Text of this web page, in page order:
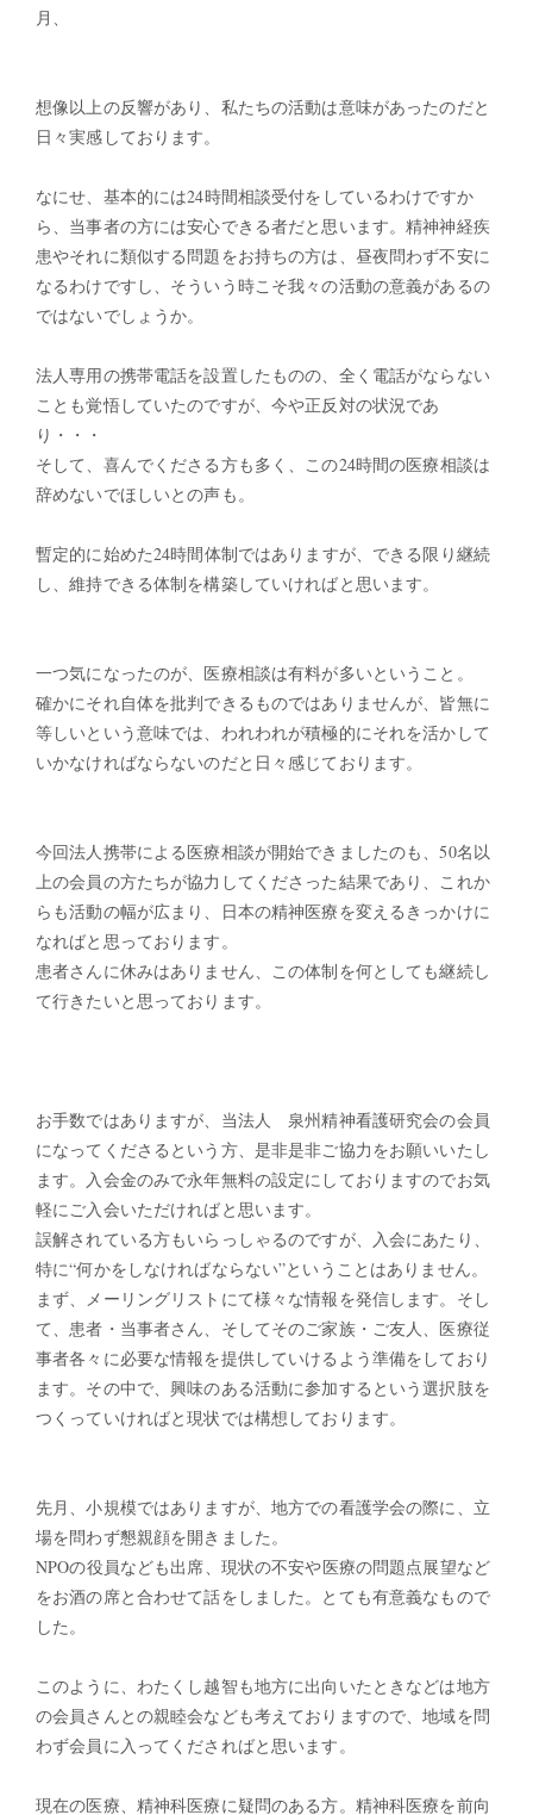
月、
想像以上の反響があり、私たちの活動は意味があったのだと
日々実感しております。
なにせ、基本的には24時間相談受付をしているわけですか
ら、当事者の方には安心できる者だと思います。精神神経疾
患やそれに類似する問題をお持ちの方は、昼夜問わず不安に
なるわけですし、そういう時こそ我々の活動の意義があるの
ではないでしょうか。
法人専用の携帯電話を設置したものの、全く電話がならない
ことも覚悟していたのですが、今や正反対の状況であ
り・・・
そして、喜んでくださる方も多く、この24時間の医療相談は
辞めないでほしいとの声も。
暫定的に始めた24時間体制ではありますが、できる限り継続
し、維持できる体制を構築していければと思います。
一つ気になったのが、医療相談は有料が多いということ。
確かにそれ自体を批判できるものではありませんが、皆無に
等しいという意味では、われわれが積極的にそれを活かして
いかなければならないのだと日々感じております。
今回法人携帯による医療相談が開始できましたのも、50名以
上の会員の方たちが協力してくださった結果であり、これか
らも活動の幅が広まり、日本の精神医療を変えるきっかけに
なればと思っております。
患者さんに休みはありません、この体制を何としても継続し
て行きたいと思っております。
お手数ではありますが、当法人 泉州精神看護研究会の会員
になってくださるという方、是非是非ご協力をお願いいたし
ます。入会金のみで永年無料の設定にしておりますのでお気
軽にご入会いただければと思います。
誤解されている方もいらっしゃるのですが、入会にあたり、
特に“何かをしなければならない”ということはありません。
まず、メーリングリストにて様々な情報を発信します。そし
て、患者・当事者さん、そしてそのご家族・ご友人、医療従
事者各々に必要な情報を提供していけるよう準備をしており
ます。その中で、興味のある活動に参加するという選択肢を
つくっていければと現状では構想しております。
先月、小規模ではありますが、地方での看護学会の際に、立
場を問わず懇親顔を開きました。
NPOの役員なども出席、現状の不安や医療の問題点展望など
をお酒の席と合わせて話をしました。とても有意義なもので
した。
このように、わたくし越智も地方に出向いたときなどは地方
の会員さんとの親睦会なども考えておりますので、地域を問
わず会員に入ってくださればと思います。
現在の医療、精神科医療に疑問のある方。精神科医療を前向